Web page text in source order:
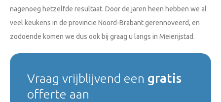
nagenoeg hetzelfde resultaat. Door de jaren heen hebben we al
veel keukens in de provincie Noord-Brabant gerennoveerd, en
zodoende komen we dus ook bij graag u langs in Meierijstad.
Vraag vrijblijvend een gratis
offerte aan